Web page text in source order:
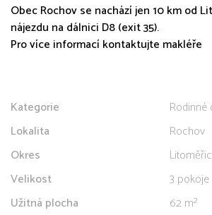
Obec Rochov se nachází jen 10 km od
nájezdu na dálnici D8 (exit 35).
Pro více informací kontaktujte makléře
Kategorie
Lokalita
Rochov
Okres
Velikost
3 pokoje
Užitná plocha
62 m²